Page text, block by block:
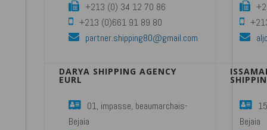
+213 (0) 34 12 70 86
+213 (0)661 91 89 80
partner.shipping80@gmail.com
DARYA SHIPPING AGENCY
EURL
01, impasse, beaumarchais-
Bejaia
Bejaia